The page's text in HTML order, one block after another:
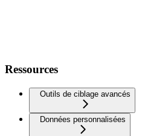
Ressources
Outils de ciblage avancés
Données personnalisées